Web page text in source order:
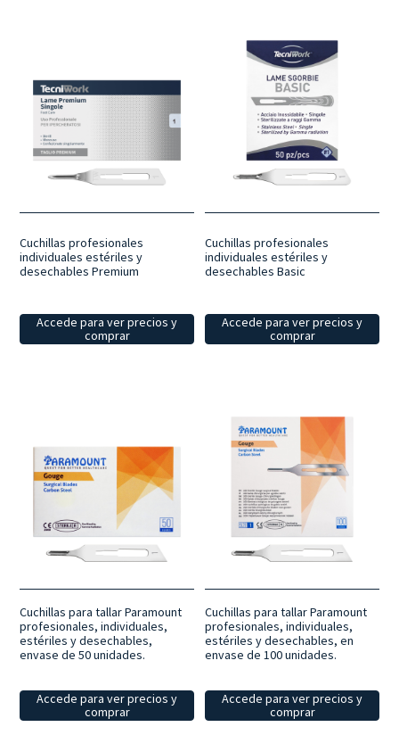
Cuchillas profesionales
individuales estériles y
desechables Premium
Accede para ver precios y
comprar
Cuchillas profesionales
individuales estériles y
desechables Basic
Accede para ver precios y
comprar
Cuchillas para tallar Paramount
profesionales, individuales,
estériles y desechables,
envase de 50 unidades.
Accede para ver precios y
comprar
Cuchillas para tallar Paramount
profesionales, individuales,
estériles y desechables, en
envase de 100 unidades.
Accede para ver precios y
comprar